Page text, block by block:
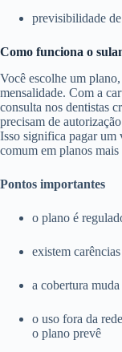
previsibilidade
Como funciona o
Você escolhe um
mensalidade. Com a
consulta nos dentistas
precisam de
Isso significa pagar um
comum em planos mais
Pontos importantes
o plano é
existem
a cobertura
o uso fora da
o plano prevê